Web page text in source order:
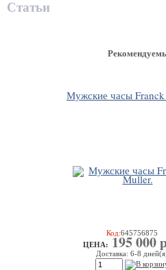
Статьи
Мужские часы
Код:645756875
ЦEHA:195 000
Доставка: 6-8